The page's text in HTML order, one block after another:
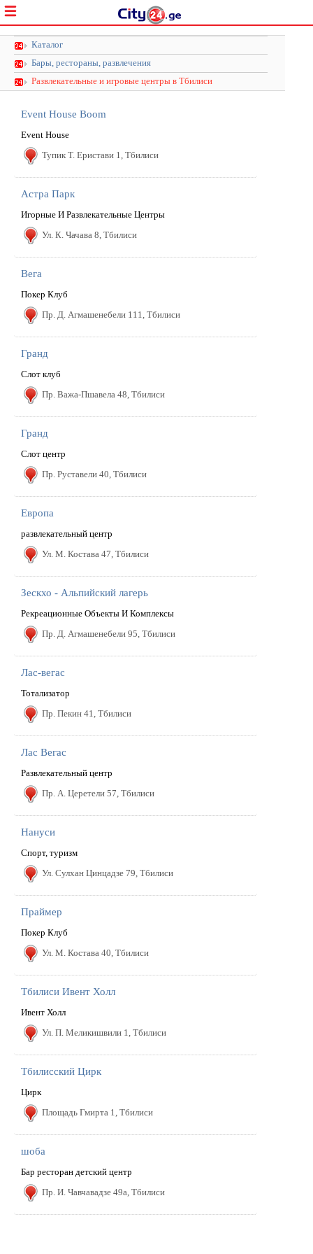
Каталог
Бары, рестораны, развлечения
Развлекательные и игровые центры в Тбилиси
Event House Boom
Event House
Тупик Т. Еристави 1, Тбилиси
Астра Парк
Игорные И Развлекательные Центры
Ул. К. Чачава 8, Тбилиси
Вега
Покер Клуб
Пр. Д. Агмашенебели 111, Тбилиси
Гранд
Слот клуб
Пр. Важа-Пшавела 48, Тбилиси
Гранд
Слот центр
Пр. Руставели 40, Тбилиси
Европа
развлекательный центр
Ул. М. Костава 47, Тбилиси
Зескхо - Альпийский лагерь
Рекреационные Объекты И Комплексы
Пр. Д. Агмашенебели 95, Тбилиси
Лас-вегас
Тотализатор
Пр. Пекин 41, Тбилиси
Лас Вегас
Развлекательный центр
Пр. А. Церетели 57, Тбилиси
Нануси
Спорт, туризм
Ул. Сулхан Цинцадзе 79, Тбилиси
Праймер
Покер Клуб
Ул. М. Костава 40, Тбилиси
Тбилиси Ивент Холл
Ивент Холл
Ул. П. Меликишвили 1, Тбилиси
Тбилисский Цирк
Цирк
Площадь Гмирта 1, Тбилиси
шоба
Бар ресторан детский центр
Пр. И. Чавчавадзе 49a, Тбилиси